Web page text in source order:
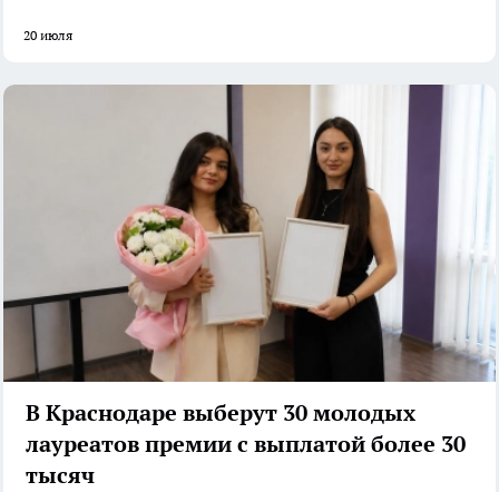
20 июля
В Краснодаре выберут 30 молодых
лауреатов премии с выплатой более 30
тысяч